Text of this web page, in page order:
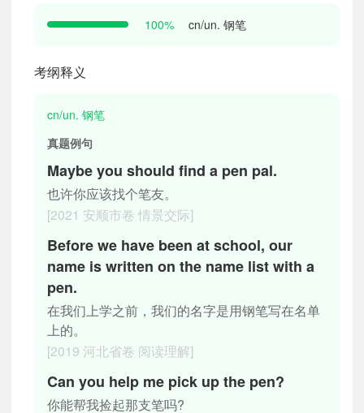
100% cn/un. 钢笔
考纲释义
cn/un. 钢笔
真题例句
Maybe you should find a pen pal.
也许你应该找个笔友。
[2021 安顺市卷 情景交际]
Before we have been at school, our
name is written on the name list with a
pen.
在我们上学之前，我们的名字是用钢笔写在名单
上的。
[2019 河北省卷 阅读理解]
Can you help me pick up the pen?
你能帮我捡起那支笔吗?